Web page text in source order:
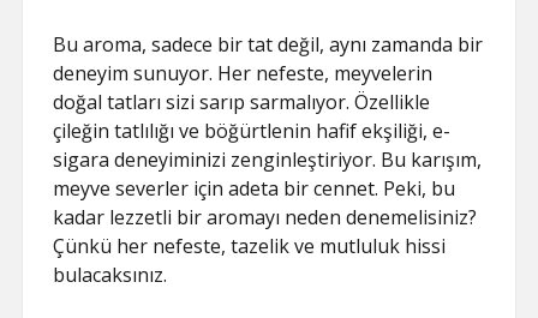
SPOTIFY TAKIPÇI YÜKSELTME
ÜCRETSIZ
TIKTOK GIZLI CANLI YAYIN IZLEME
TWITTER IZLENME GÖNDERME
ŞIFRESIZ
Bu aroma, sadece bir tat değil, aynı zamanda bir
deneyim sunuyor. Her nefeste, meyvelerin
doğal tatları sizi sarıp sarmalıyor. Özellikle
çileğin tatlılığı ve böğürtlenin hafif ekşiliği, e-
sigara deneyiminizi zenginleştiriyor. Bu karışım,
meyve severler için adeta bir cennet. Peki, bu
kadar lezzetli bir aromayı neden denemelisiniz?
Çünkü her nefeste, tazelik ve mutluluk hissi
bulacaksınız.